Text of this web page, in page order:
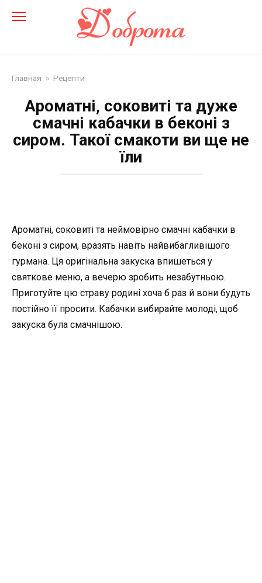
Главная » Рецепти
Ароматні, соковиті та дуже
смачні кабачки в беконі з
сиром. Такої смакоти ви ще не
їли
Ароматні, соковиті та неймовірно смачні кабачки в
беконі з сиром, вразять навіть найвибагливішого
гурмана. Ця оригінальна закуска впишеться у
святкове меню, а вечерю зробить незабутньою.
Приготуйте цю страву родині хоча б раз й вони будуть
постійно її просити. Кабачки вибирайте молоді, щоб
закуска була смачнішою.